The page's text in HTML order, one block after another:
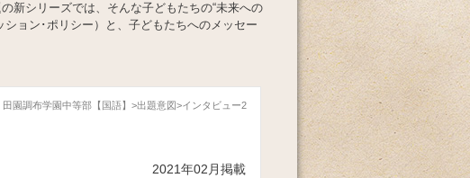
新シリーズでは、そんな子どもたちの“未来への
ョン･ポリシー）と、子どもたちへのメッセー
園調布学園中等部【国語】 出題意図 インタビュー2
2021年02月掲載